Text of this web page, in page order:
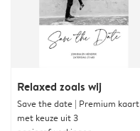
Relaxed zoals wij
Save the date | Premium kaart
met keuze uit 3